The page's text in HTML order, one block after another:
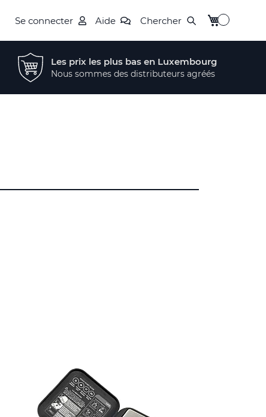
Se connecter Aide Chercher Mon panier
Les prix les plus bas en Luxembourg
Nous sommes des distributeurs agréés